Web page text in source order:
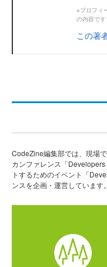
※プロフィ
の内容です
この著
CodeZine編集部では、現場
カンファレンス「
トするためのイベント「
ンスを企画・運営しています。